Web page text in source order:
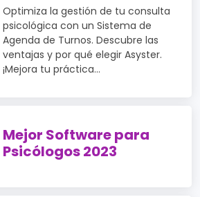
Optimiza la gestión de tu consulta
psicológica con un Sistema de
Agenda de Turnos. Descubre las
ventajas y por qué elegir Asyster.
¡Mejora tu práctica...
Mejor Software para
Psicólogos 2023